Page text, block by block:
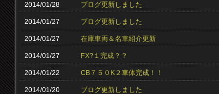
2014/01/28 ブログ更新しました
2014/01/27 ブログ更新しました
2014/01/27 在庫車両＆名車紹介更新
2014/01/27 FX?１完成？？
2014/01/22 CB７５０K２車体完成！！
2014/01/20 ブログ更新しました